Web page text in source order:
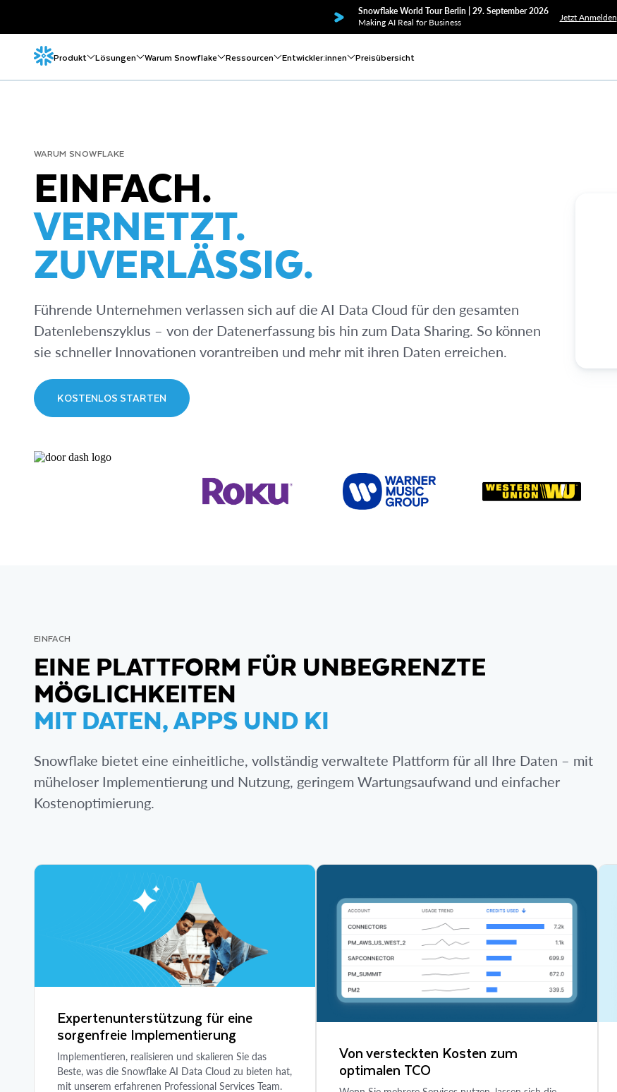
Snowflake World Tour Berlin | 29. September 2026
Making AI Real for Business
Jetzt Anmelden
Produkt Lösungen Warum Snowflake Ressourcen Entwickler:innen Preisübersicht
WARUM SNOWFLAKE
EINFACH.
VERNETZT.
ZUVERLÄSSIG.
Führende Unternehmen verlassen sich auf die AI Data Cloud für den gesamten
Datenlebenszyklus – von der Datenerfassung bis hin zum Data Sharing. So können
sie schneller Innovationen vorantreiben und mehr mit ihren Daten erreichen.
KOSTENLOS STARTEN
EINFACH
EINE PLATTFORM FÜR UNBEGRENZTE
MÖGLICHKEITEN
MIT DATEN, APPS UND KI
Snowflake bietet eine einheitliche, vollständig verwaltete Plattform für all Ihre Daten – mit
müheloser Implementierung und Nutzung, geringem Wartungsaufwand und einfacher
Kostenoptimierung.
Expertenunterstützung für eine
sorgenfreie Implementierung
Implementieren, realisieren und skalieren Sie das
Beste, was die Snowflake AI Data Cloud zu bieten hat,
mit unserem erfahrenen Professional Services Team.
Von versteckten Kosten zum
optimalen TCO